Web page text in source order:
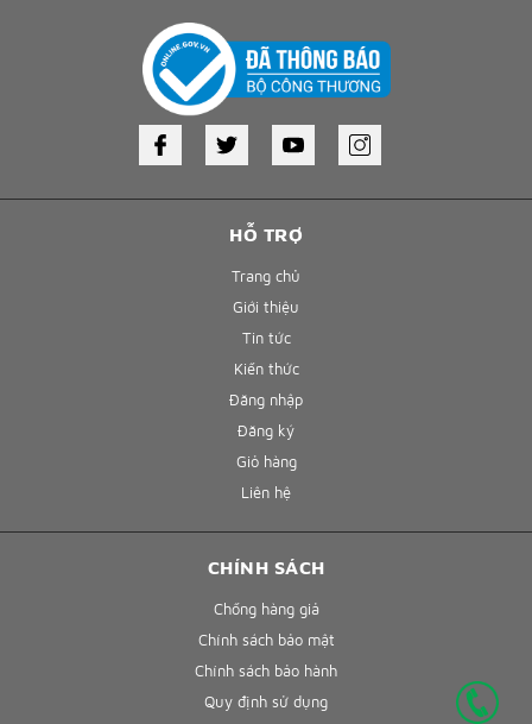
HỖ TRỢ
Trang chủ
Giới thiệu
Tin tức
Kiến thức
Đăng nhập
Đăng ký
Giỏ hàng
Liên hệ
CHÍNH SÁCH
Chống hàng giả
Chính sách bảo mật
Chính sách bảo hành
Quy định sử dụng